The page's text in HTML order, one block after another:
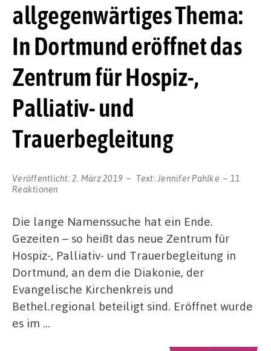
allgegenwärtiges Thema:
In Dortmund eröffnet das
Zentrum für Hospiz-,
Palliativ- und
Trauerbegleitung
Veröffentlicht:2. März 2019 Text: Jennifer Pahlke
11
Reaktionen
Die lange Namenssuche hat ein Ende.
Gezeiten – so heißt das neue Zentrum für
Hospiz-, Palliativ- und Trauerbegleitung in
Dortmund, an dem die Diakonie, der
Evangelische Kirchenkreis und
Bethel.regional beteiligt sind. Eröffnet wurde
es im …